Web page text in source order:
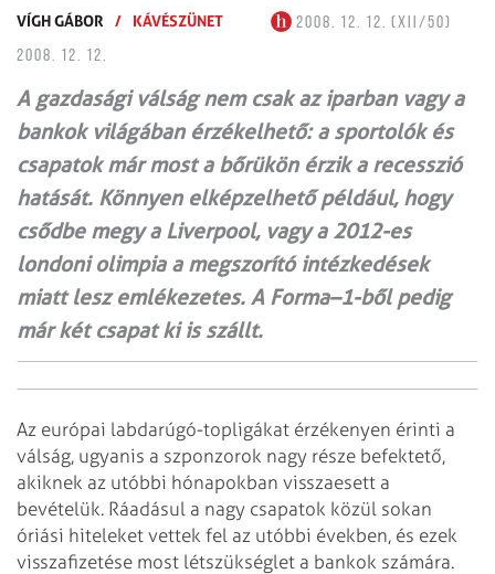
VÍGH GÁBOR / KÁVÉSZÜNET
2008. 12. 12. (XII/50)
2008. 12. 12.
A gazdasági válság nem csak az iparban vagy a
bankok világában érzékelhető: a sportolók és
csapatok már most a bőrükön érzik a recesszió
hatását. Könnyen elképzelhető például, hogy
csődbe megy a Liverpool, vagy a 2012-es
londoni olimpia a megszorító intézkedések
miatt lesz emlékezetes. A Forma–1-ből pedig
már két csapat ki is szállt.
Az európai labdarúgó-topligákat érzékenyen érinti a
válság, ugyanis a szponzorok nagy része befektető,
akiknek az utóbbi hónapokban visszaesett a
bevételük. Ráadásul a nagy csapatok közül sokan
óriási hiteleket vettek fel az utóbbi években, és ezek
visszafizetése most létszükséglet a bankok számára.